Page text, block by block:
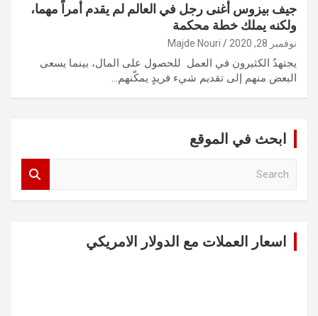
جيف بيزوس أغنى رجل في العالم لم يقدم أمراً مهما،
ولكنه يملك خطة محكمة
نوفمبر 28, 2020 Majde Nouri
يجتهدُ الكثيرون في العمل للحصول على المال، بينما يسعى
البعض منهم إلى تقديم شيء فريدٍ يمكّنهم…
ابحث في الموقع
اسعار العملات مع الدولار الامريكي